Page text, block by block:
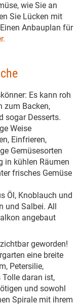
wie Sie an
Sie Lücken mit
Anbauplan für
Es kann roh
zum Backen,
sogar Desserts.
Weise
Einfrieren,
Gemüsesorten
in kühlen Räumen
frisches Gemüse
Öl, Knoblauch und
Salbei. All
angebaut
geworden!
eine breite
Petersilie,
daran ist,
und sowohl
Spirale mit ihrem